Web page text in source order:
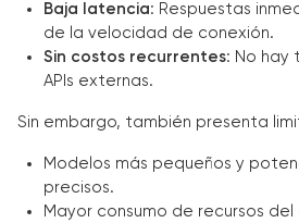
Baja latencia: Respuestas
de la velocidad de conexión.
Sin costos recurrentes: No hay
APIs externas.
Sin embargo, también presenta
Modelos más pequeños y
precisos.
Mayor consumo de recursos del